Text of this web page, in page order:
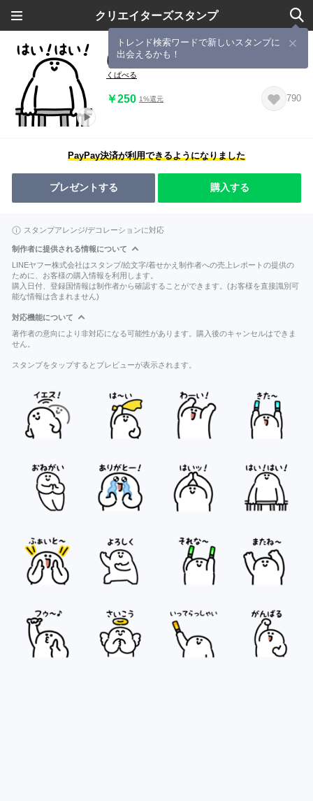
クリエイターズスタンプ
トレンド検索ワードで新しいスタンプに
出会えるかも！
にっこりライブ観客（文字付き）
くぱべる
￥250 1%還元 790
PayPay決済が利用できるようになりました
プレゼントする 購入する
スタンプアレンジ/デコレーションに対応
制作者に提供される情報について
LINEヤフー株式会社はスタンプ/絵文字/着せかえ制作者への売上レポートの提供の
ために、お客様の購入情報を利用します。
購入日付、登録国情報は制作者から確認することができます。(お客様を直接識別可
能な情報は含まれません)
対応機能について
著作者の意向により非対応になる可能性があります。購入後のキャンセルはできま
せん。
スタンプをタップするとプレビューが表示されます。